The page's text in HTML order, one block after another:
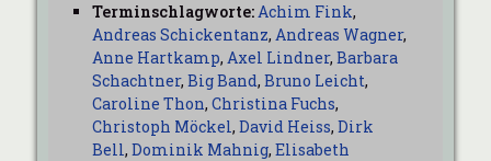
Terminschlagworte:Achim Fink,
Andreas Schickentanz, Andreas Wagner,
Anne Hartkamp, Axel Lindner, Barbara
Schachtner, Big Band, Bruno Leicht,
Caroline Thon, Christina Fuchs,
Christoph Möckel, David Heiss, Dirk
Bell, Dominik Mahnig, Elisabeth